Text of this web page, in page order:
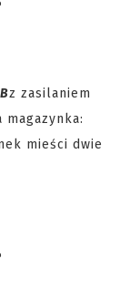
z zasilaniem
magazynka:
mieści dwie